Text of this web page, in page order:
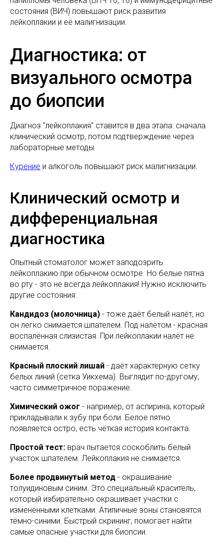
состояния (ВИЧ) повышают риск развития
лейкоплакии и её малигнизации.
Диагностика: от
визуального осмотра
до биопсии
Диагноз "лейкоплакия" ставится в два этапа: сначала
клинический осмотр, потом подтверждение через
лабораторные методы.
Курение и алкоголь повышают риск малигнизации.
Клинический осмотр и
дифференциальная
диагностика
Опытный стоматолог может заподозрить
лейкоплакию при обычном осмотре. Но белые пятна
во рту - это не всегда лейкоплакия! Нужно исключить
другие состояния:
Кандидоз (молочница) - тоже даёт белый налёт, но
он легко снимается шпателем. Под налётом - красная
воспалённая слизистая. При лейкоплакии налёт не
снимается.
Красный плоский лишай - даёт характерную сетку
белых линий (сетка Уикхема). Выглядит по-другому,
часто симметричное поражение.
Химический ожог - например, от аспирина, который
прикладывали к зубу при боли. Белое пятно
появляется остро, есть чёткая история контакта.
Простой тест: врач пытается соскоблить белый
участок шпателем. Лейкоплакия не снимается.
Более продвинутый метод - окрашивание
толуидиновым синим. Это специальный краситель,
который избирательно окрашивает участки с
изменёнными клетками. Атипичные зоны становятся
тёмно-синими. Быстрый скрининг, помогает найти
самые опасные участки для биопсии.